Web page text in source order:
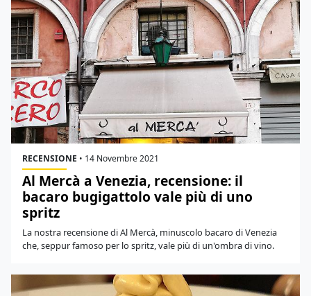
RECENSIONE • 14 Novembre 2021
Al Mercà a Venezia, recensione: il
bacaro bugigattolo vale più di uno
spritz
La nostra recensione di Al Mercà, minuscolo bacaro di Venezia
che, seppur famoso per lo spritz, vale più di un'ombra di vino.